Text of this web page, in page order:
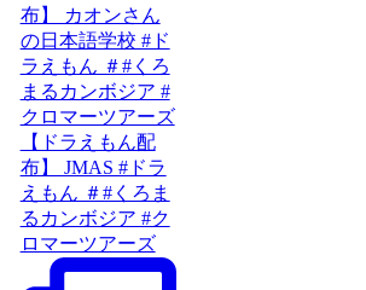
【ドラえもん配
布】 JMAS #ドラ
えもん ＃#くろま
るカンボジア #ク
ロマーツアーズ